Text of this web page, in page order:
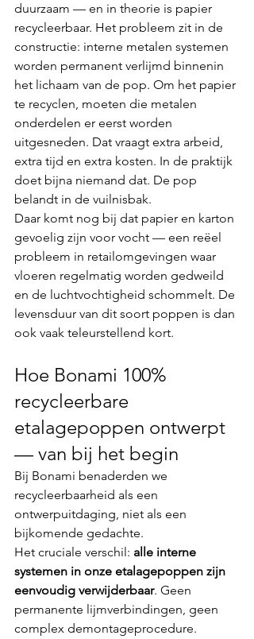
duurzaam — en in theorie is papier
recycleerbaar. Het probleem zit in de
constructie: interne metalen systemen
worden permanent verlijmd binnenin
het lichaam van de pop. Om het papier
te recyclen, moeten die metalen
onderdelen er eerst worden
uitgesneden. Dat vraagt extra arbeid,
extra tijd en extra kosten. In de praktijk
doet bijna niemand dat. De pop
belandt in de vuilnisbak.
Daar komt nog bij dat papier en karton
gevoelig zijn voor vocht — een reëel
probleem in retailomgevingen waar
vloeren regelmatig worden gedweild
en de luchtvochtigheid schommelt. De
levensduur van dit soort poppen is dan
ook vaak teleurstellend kort.
Hoe Bonami 100%
recycleerbare
etalagepoppen ontwerpt
— van bij het begin
Bij Bonami benaderden we
recycleerbaarheid als een
ontwerpuitdaging, niet als een
bijkomende gedachte.
Het cruciale verschil: alle interne
systemen in onze etalagepoppen zijn
eenvoudig verwijderbaar. Geen
permanente lijmverbindingen, geen
complex demontageprocedure.